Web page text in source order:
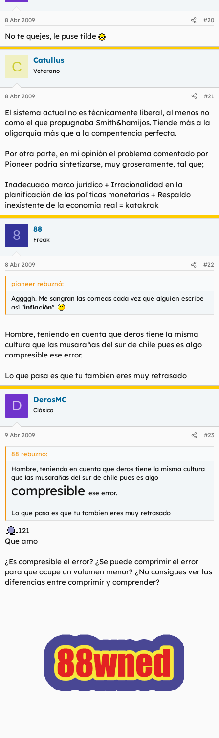
8 Abr 2009 #20
No te quejes, le puse tilde
C Catullus
Veterano
8 Abr 2009 #21
El sistema actual no es técnicamente liberal, al menos no
como el que propugnaba Smith&hamijos. Tiende más a la
oligarquía más que a la compentencia perfecta.
Por otra parte, en mi opinión el problema comentado por
Pioneer podría sintetizarse, muy groseramente, tal que;
Inadecuado marco jurídico + Irracionalidad en la
planificación de las políticas monetarias + Respaldo
inexistente de la economía real = katakrak
8 88
Freak
8 Abr 2009 #22
pioneer rebuznó:
Aggggh. Me sangran las corneas cada vez que alguien escribe
así "inflación".
Hombre, teniendo en cuenta que deros tiene la misma
cultura que las musarañas del sur de chile pues es algo
compresible ese error.
Lo que pasa es que tu tambien eres muy retrasado
D DerosMC
Clásico
9 Abr 2009 #23
88 rebuznó:
Hombre, teniendo en cuenta que deros tiene la misma cultura
que las musarañas del sur de chile pues es algo
compresible ese error.
Lo que pasa es que tu tambien eres muy retrasado
121
Que amo
¿Es compresible el error? ¿Se puede comprimir el error
para que ocupe un volumen menor? ¿No consigues ver las
diferencias entre comprimir y comprender?